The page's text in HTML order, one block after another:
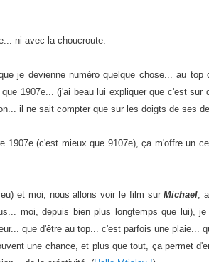
ni avec la choucroute.
je devienne numéro quelque chose... au
1907e... (j'ai beau lui expliquer que c'est
il ne sait compter que sur les doigts de ses
1907e (c'est mieux que 9107e), ça m'offre un
et moi, nous allons voir le film surMichael,
moi, depuis bien plus longtemps que lui),
que d'être au top... c'est parfois une plaie...
une chance, et plus que tout, ça permet